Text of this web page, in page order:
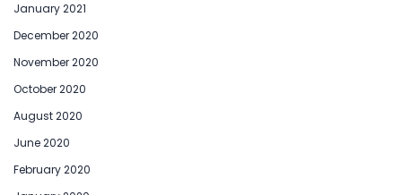
January 2021
December 2020
November 2020
October 2020
August 2020
June 2020
February 2020